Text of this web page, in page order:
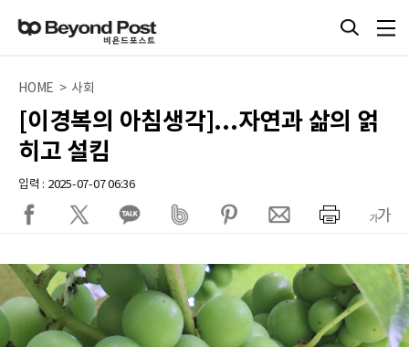
HOME > 사회
[이경복의 아침생각]...자연과 삶의 얽
히고 설킴
입력 : 2025-07-07 06:36